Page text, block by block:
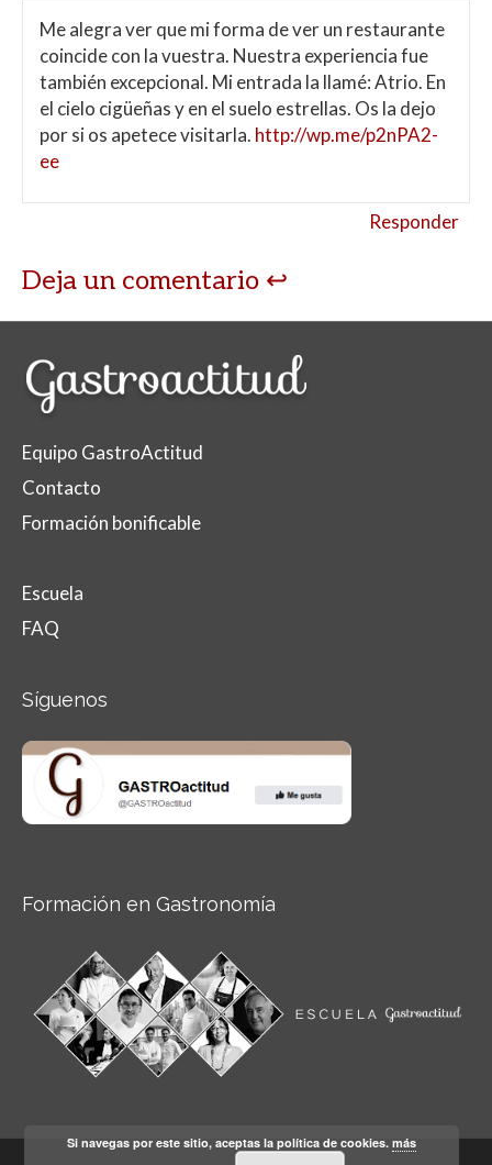
Me alegra ver que mi forma de ver un restaurante
coincide con la vuestra. Nuestra experiencia fue
también excepcional. Mi entrada la llamé: Atrio. En
el cielo cigüeñas y en el suelo estrellas. Os la dejo
por si os apetece visitarla. http://wp.me/p2nPA2-
ee
Responder
Deja un comentario
Equipo GastroActitud
Contacto
Formación bonificable
Escuela
FAQ
Síguenos
Formación en Gastronomía
Si navegas por este sitio, aceptas la política de cookies.más